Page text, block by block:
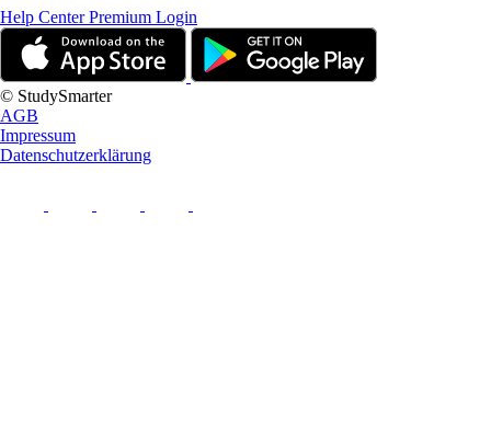
Help CenterPremium Login
© StudySmarter
AGB
Impressum
Datenschutzerklärung